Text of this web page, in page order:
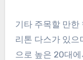
기타 주목할 만한
리톤 다스가 있으
으로 높은 20대